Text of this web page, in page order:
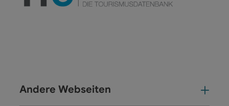
Andere Webseiten